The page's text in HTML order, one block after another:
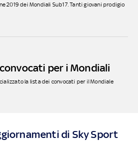
2019 dei Mondiali Sub17. Tanti giovani prodigio
per i Mondiali
la lista dei convocati per il Mondiale
di Sky Sport